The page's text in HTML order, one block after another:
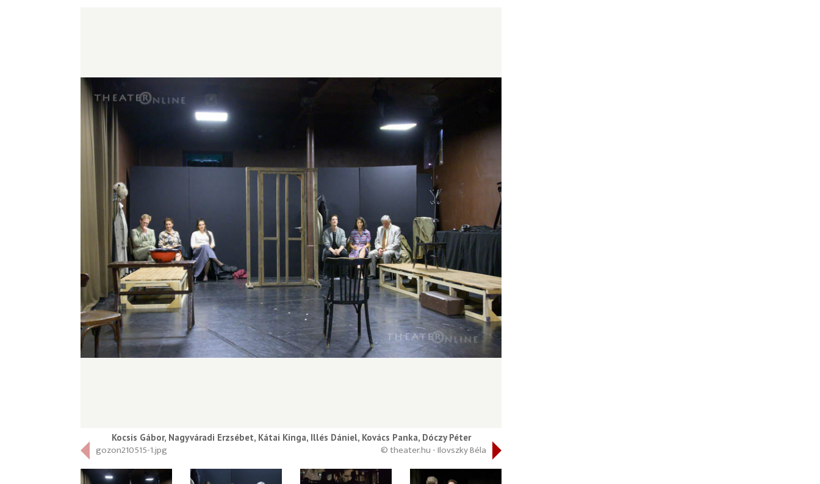
Kocsis Gábor, Nagyváradi Erzsébet, Kátai Kinga, Illés Dániel, Kovács Panka, Dóczy Péter
© theater.hu - Ilovszky Béla
gozon210515-1.jpg